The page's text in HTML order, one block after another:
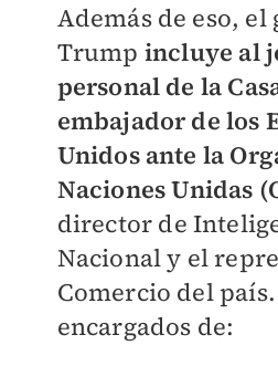
Además de eso, el
Trump incluye al
personal de la
embajador de los
Unidos ante la
Naciones Unidas
director de
Nacional y el
Comercio del
encargados de: